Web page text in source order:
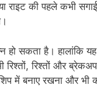
की पहले कभी सगाई
हो सकता है। हालांकि
रिश्तों और
में बनाए रखना और